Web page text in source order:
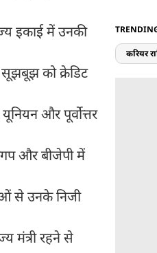
इकाई में उनकी
को क्रेडिट
और पूर्वोत्तर
और बीजेपी में
से उनके निजी
मंत्री रहने से
करियर